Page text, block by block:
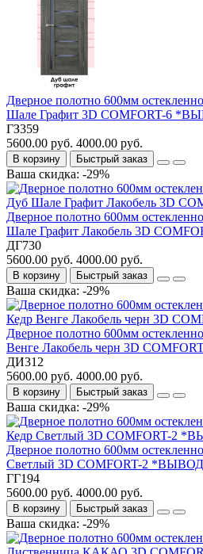
Дверное полотно 600мм
Шале Графит 3D COMFORT-6
ГЗ359
5600.00 руб. 4000.00 руб.
В корзину Быстрый заказ
Ваша скидка: -29%
Дверное полотно 600мм
Шале Графит Лакобель 3D
ДГ730
5600.00 руб. 4000.00 руб.
В корзину Быстрый заказ
Ваша скидка: -29%
Дверное полотно 600мм
Венге Лакобель черн 3D
ДИ312
5600.00 руб. 4000.00 руб.
В корзину Быстрый заказ
Ваша скидка: -29%
Дверное полотно 600мм
Светлый 3D COMFORT-2
ГГ194
5600.00 руб. 4000.00 руб.
В корзину Быстрый заказ
Ваша скидка: -29%